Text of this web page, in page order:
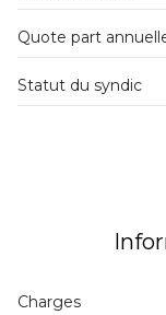
Quote part
Statut du syndic
Charges